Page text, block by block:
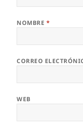
NOMBRE *
CORREO
WEB